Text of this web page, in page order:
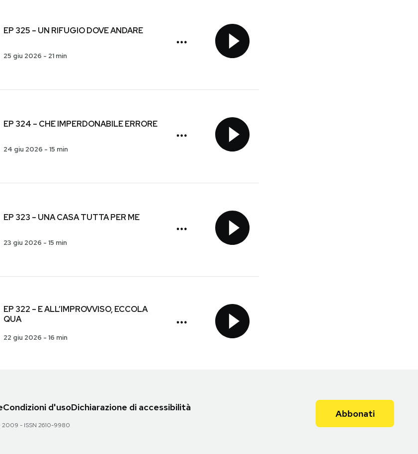
EP 325 – UN RIFUGIO DOVE ANDARE
25 giu 2026 - 21 min
EP 324 – CHE IMPERDONABILE ERRORE
24 giu 2026 - 15 min
EP 323 – UNA CASA TUTTA PER ME
23 giu 2026 - 15 min
EP 322 – E ALL’IMPROVVISO, ECCOLA
QUA
22 giu 2026 - 16 min
Condizioni d'usoDichiarazione di accessibilità
2009 - ISSN 2610-9980
Abbonati